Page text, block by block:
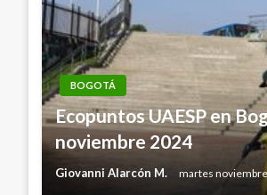
BOGOTÁ
Ecopuntos UAESP en
noviembre 2024
Giovanni Alarcón M. martes